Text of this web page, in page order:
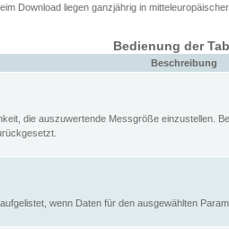
Download liegen ganzjährig in
Bedienung der
Beschreibung
die auszuwertende Messgröße einzustellen.
wenn Daten für den ausgewählten